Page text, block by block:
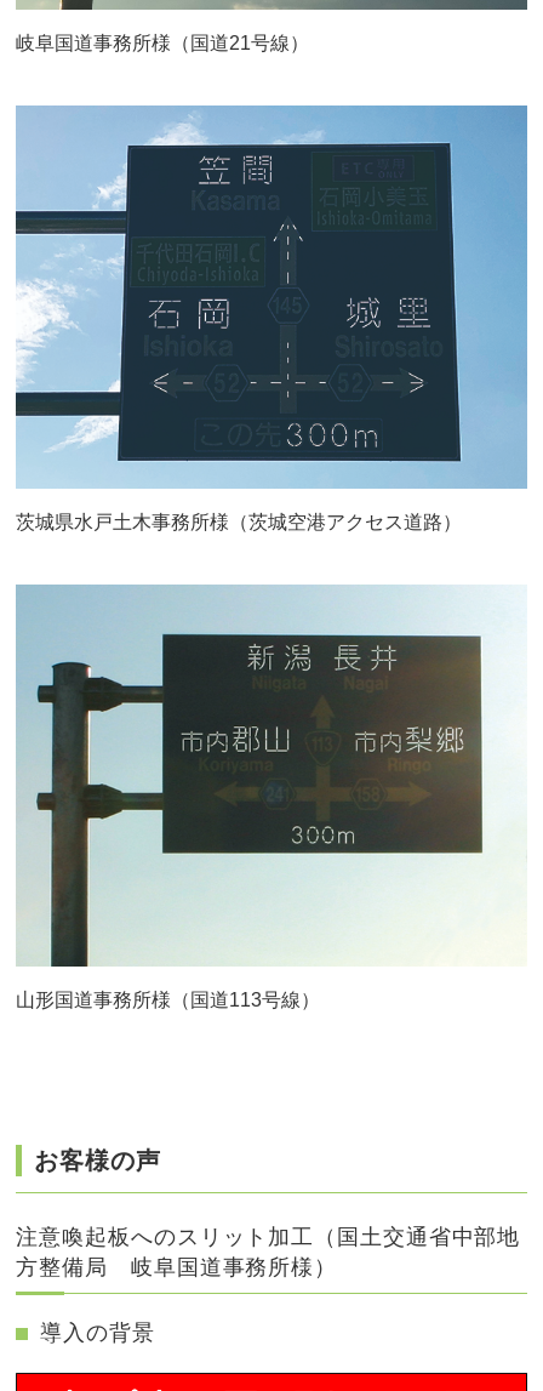
岐阜国道事務所様（国道21号線）
茨城県水戸土木事務所様（茨城空港アクセス道路）
山形国道事務所様（国道113号線）
お客様の声
注意喚起板へのスリット加工（国土交通省中部地
方整備局 岐阜国道事務所様）
導入の背景